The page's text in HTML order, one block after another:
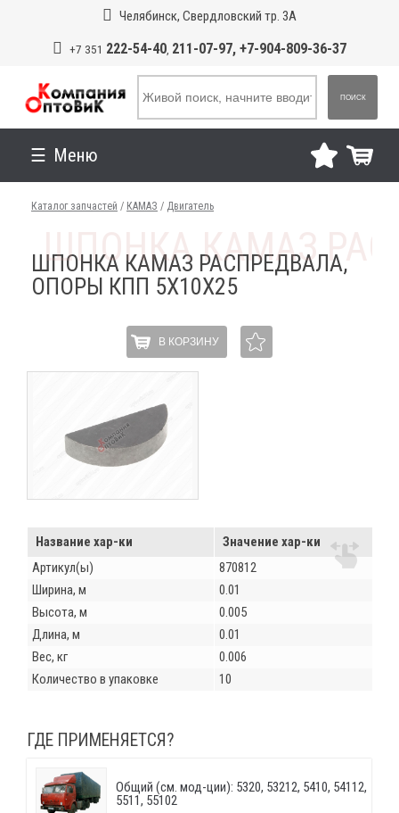
Челябинск, Свердловский тр. 3А
+7 351 222-54-40, 211-07-97, +7-904-809-36-37
ПОИСК
Меню
Каталог запчастей / КАМАЗ / Двигатель
ШПОНКА КАМАЗ РАСПРЕДВАЛА,
ОПОРЫ КПП 5Х10Х25
В КОРЗИНУ
Название хар-ки
Значение хар-ки
Артикул(ы)
870812
Ширина, м
0.01
Высота, м
0.005
Длина, м
0.01
Вес, кг
0.006
Количество в упаковке
10
ГДЕ ПРИМЕНЯЕТСЯ?
Общий (см. мод-ции): 5320, 53212, 5410, 54112,
5511, 55102